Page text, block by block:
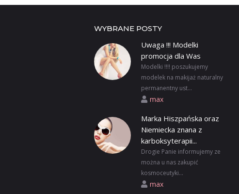
WYBRANE POSTY
Uwaga !!! Modelki
promocja dla Was
Modelki !!!! poszukujemy
modelek na makijaż naturalny
permanentny ust...
max
Marka Hiszpańska oraz
Niemiecka znana z
karboksyterapii...
Drogie Panie informujemy ze
można u nas zakupić
kosmoceutyki...
max